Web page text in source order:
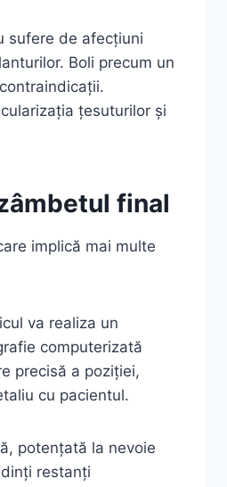
sufere de afecțiuni
Boli precum un
țesuturilor și
final
implică mai multe
va realiza un
computerizată
precisă a poziției,
cu pacientul.
potențată la nevoie
restanți